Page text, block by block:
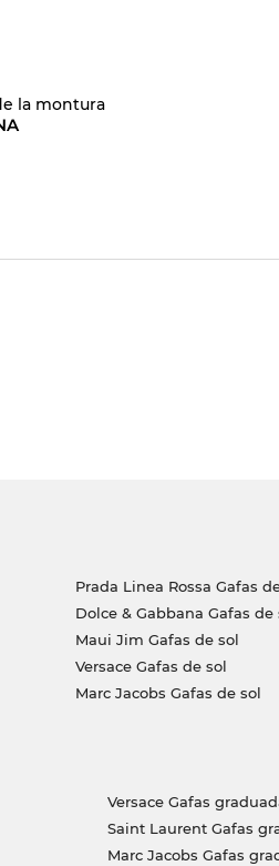
la montura
Prada Linea Rossa Gafas
Dolce & Gabbana Gafas de
Maui Jim Gafas de sol
Versace Gafas de sol
Marc Jacobs Gafas de sol
Versace Gafas
Saint Laurent Gafas
Marc Jacobs Gafas